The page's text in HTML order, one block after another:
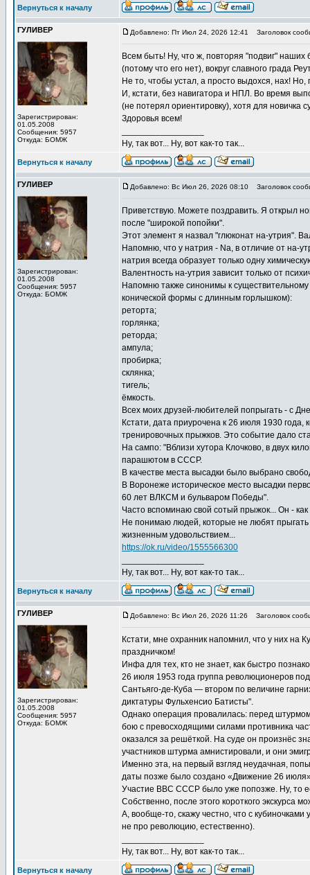
Вернуться к началу
ГУЛИВЕР
Зарегистрирован:
01.05.2008
Сообщения: 5957
Откуда: БОМЖ
Добавлено: Пт Июл 24, 2026 12:41 Заголовок
Всем быть! Ну, что ж, повторяя "подвиг" наших
(потому что его нет), вокруг славного града
Не то, чтобы устал, а просто выдохся, нах!
И, кстати, без навигатора и НПЛ. Во время
(не потерял ориентировку), хотя для новичка
Здоровья всем!
Ну, так вот... Ну, вот как-то так...
Вернуться к началу
ГУЛИВЕР
Зарегистрирован:
01.05.2008
Сообщения: 5957
Откуда: БОМЖ
Добавлено: Вс Июл 26, 2026 08:10 Заголовок
Приветствую. Можете поздравить. Я открыл
после "широкой попойки".
Этот элемент я назвал "глюконат на-утрия".
Напомню, что у натрия - Na, в отличие от на-
натрия всегда образует только одну
Валентность на-утрия зависит только от
Напомню также синонимы к
конической формы с длинным горлышком):
реторта;
горлянка;
реторда;
ампула;
пробирка;
склянка;
тигель;
ёмкость.
Всех моих друзей-любителей попрыгать - с
Кстати, дата приурочена к 26 июля 1930
тренировочных прыжков. Это событие дало
На сампо: "Вблизи хутора Клочково, в двух
парашютом в СССР.
В качестве места высадки было выбрано
В Воронеже историческое место высадки
60 лет ВЛКСМ и бульваром Победы".
Часто вспоминаю свой сотый прыжок... Он -
Не понимаю людей, которые не любят
жизненным удовольствием...
https://ok.ru/video/1555566300
Ну, так вот... Ну, вот как-то так...
Вернуться к началу
ГУЛИВЕР
Зарегистрирован:
01.05.2008
Сообщения: 5957
Откуда: БОМЖ
Добавлено: Вс Июл 26, 2026 11:26 Заголовок
Кстати, мне охранник напомнил, что у них на
праздничком!
Инфа для тех, кто не знает, как быстро
26 июля 1953 года группа революционеров
Сантьяго-де-Куба — втором по величине
диктатуры Фульхенсио Батисты".
Однако операция провалилась: перед
бою с превосходящими силами противника
оказался за решёткой. На суде он произнёс
участников штурма амнистировали, и они
Именно эта, на первый взгляд неудачная,
даты позже было создано «Движение 26
Участие ВВС СССР было уже попозже. Ну, то
Собственно, после этого короткого экскурса
А, вообще-то, скажу честно, что с
не про революцию, естественно).
Ну, так вот... Ну, вот как-то так...
Вернуться к началу